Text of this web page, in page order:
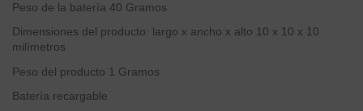
Peso de la batería 40 Gramos
Dimensiones del producto: largo x ancho x alto 10 x 10 x 10
milímetros
Peso del producto 1 Gramos
Batería recargable